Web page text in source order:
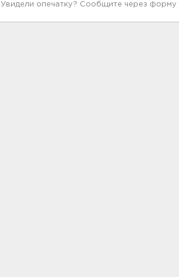
Увидели опечатку? Сообщите через форму